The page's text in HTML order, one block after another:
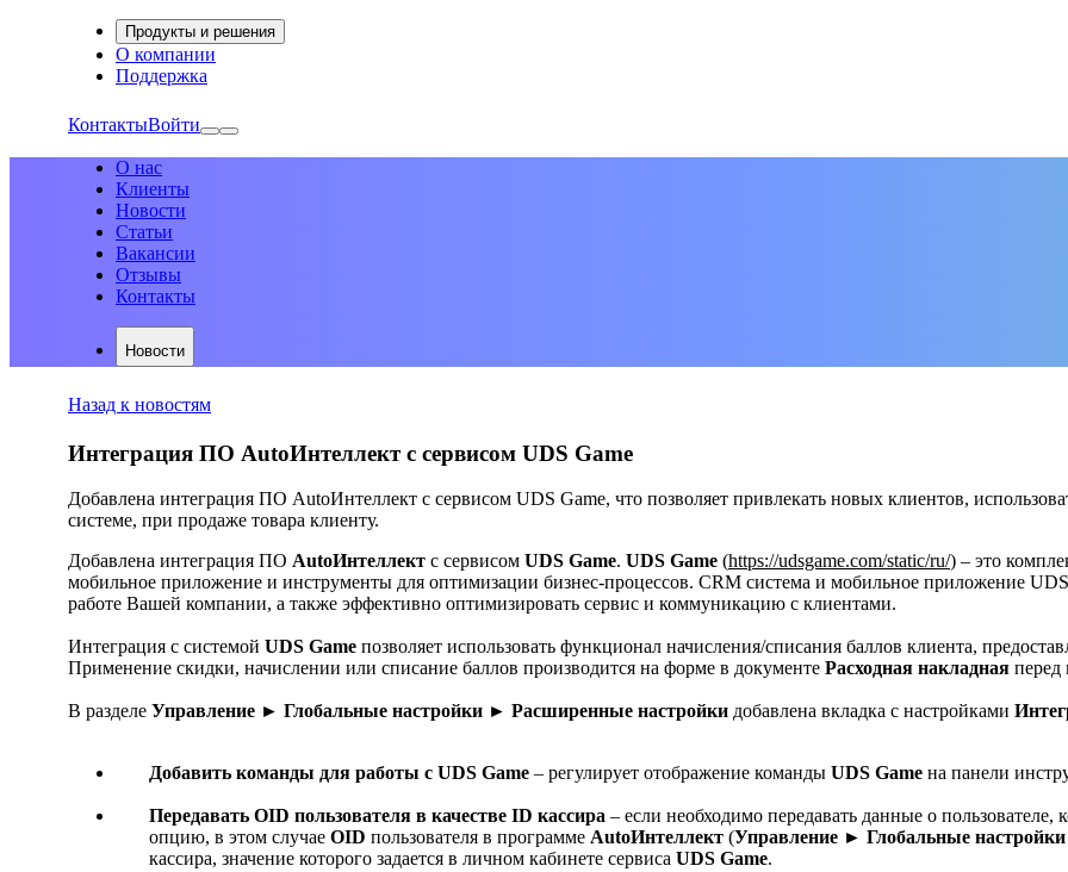
Продукты и решения
О компании
Поддержка
КонтактыВойти
О нас
Клиенты
Новости
Статьи
Вакансии
Отзывы
Контакты
Новости
Назад к новостям
Интеграция ПО AutoИнтеллект с сервисом UDS Game
Добавлена интеграция ПО AutoИнтеллект с сервисом UDS Game, что позволяет привлекать новых клиентов,
системе, при продаже товара клиенту.
Добавлена интеграция ПО AutoИнтеллект с сервисом UDS Game. UDS Game (https://udsgame.com/static/ru/) – это
мобильное приложение и инструменты для оптимизации бизнес-процессов. CRM система и мобильное приложение
работе Вашей компании, а также эффективно оптимизировать сервис и коммуникацию с клиентами.
Интеграция с системой UDS Game позволяет использовать функционал начисления/списания баллов клиента,
Применение скидки, начислении или списание баллов производится на форме в документе Расходная накладная перед
В разделе Управление ► Глобальные настройки ► Расширенные настройки добавлена вкладка с настройками
Добавить команды для работы с UDS Game – регулирует отображение команды UDS Game на панели
Передавать OID пользователя в качестве ID кассира – если необходимо передавать данные о
опцию, в этом случае OID пользователя в программе AutoИнтеллект (Управление ► Глобальные
кассира, значение которого задается в личном кабинете сервиса UDS Game.